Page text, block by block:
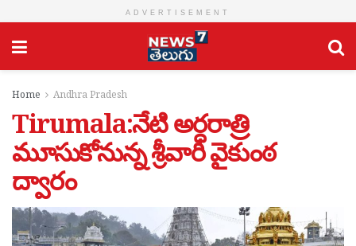
ADVERTISEMENT
Home Andhra Pradesh
Tirumala:నేటి అర్ధరాత్రి
మూసుకోనున్న శ్రీవారి వైకుంఠ
ద్వారం